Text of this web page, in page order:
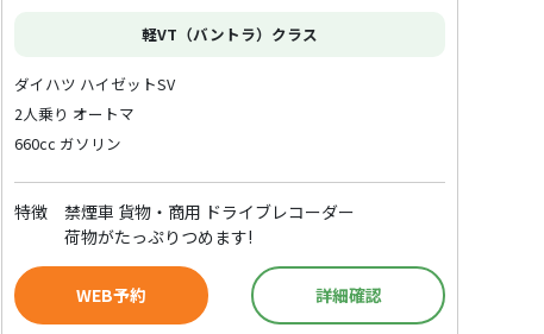
軽VT（バントラ）クラス
ダイハツ ハイゼットSV
2人乗り オートマ
660cc ガソリン
特徴
禁煙車 貨物・商用 ドライブレコーダー
荷物がたっぷりつめます!
WEB予約 詳細確認